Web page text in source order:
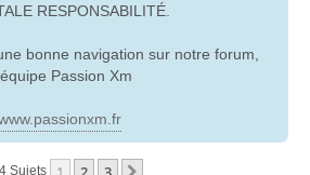
RESPONSABILITÉ.
bonne navigation sur notre forum,
Passion Xm
Sujets